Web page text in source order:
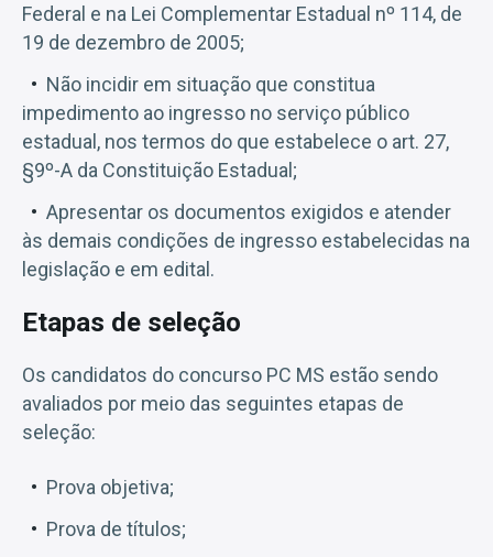
Federal e na Lei Complementar Estadual nº 114, de
19 de dezembro de 2005;
Não incidir em situação que constitua
impedimento ao ingresso no serviço público
estadual, nos termos do que estabelece o art. 27,
§9º-A da Constituição Estadual;
Apresentar os documentos exigidos e atender
às demais condições de ingresso estabelecidas na
legislação e em edital.
Etapas de seleção
Os candidatos do concurso PC MS estão sendo
avaliados por meio das seguintes etapas de
seleção:
Prova objetiva;
Prova de títulos;